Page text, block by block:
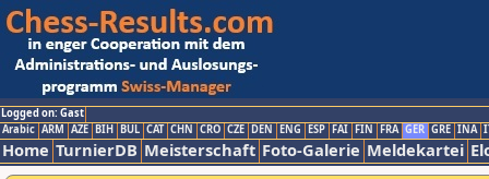
Logged on: Gast
Arabic ARM AZE BIH BUL CAT CHN CRO CZE DEN ENG ESP FAI FIN FRA GER GRE INA
Home TurnierDB Meisterschaft Foto-Galerie Meldekartei